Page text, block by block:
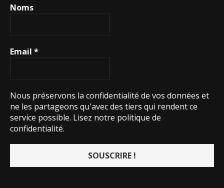
Noms
Email *
Nous préservons la confidentialité de vos données et
ne les partageons qu'avec des tiers qui rendent ce
service possible. Lisez notre politique de
confidentialité.